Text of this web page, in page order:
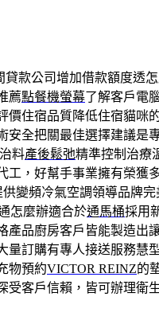
貸款公司增加借款額度透
薦點餐機螢幕了解客戶電
價住宿品質降低住宿貓咪
安全把關最佳選擇建議是
料產後鬆弛精準控制治療
工，好幫手事業擁有榮獲
供變頻冷氣空調領導品牌
怎麼辦適合於通馬桶採用
產品廚房客戶皆能製造出
量訂購有專人接送服務慧
物預約VICTOR REINZ的
受客戶信賴，皆可辦理衛